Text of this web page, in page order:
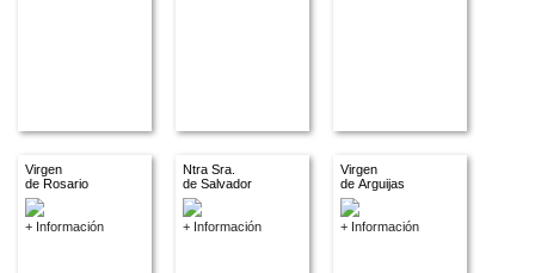
Virgen
de Rosario
+ Información
Ntra Sra.
de Salvador
+ Información
Virgen
de Arguijas
+ Información